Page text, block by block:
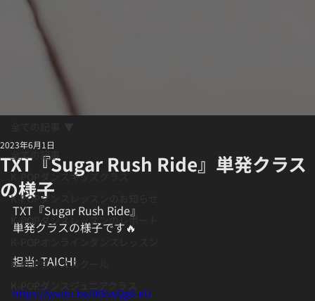
全ての記事
K-POPダンスキッズクラス
K-POPダンスレッスンのお知らせ
K-POPダンスレッスンのレポート
K-POPダンススクール
TXT『Sugar Rush Ride』単発クラス
の様子
2023年6月1日
TXT『Sugar Rush Ride』
単発クラスの様子です🔥
担当: TAICHI
https://youtu.be/iKEvsQg6-eU